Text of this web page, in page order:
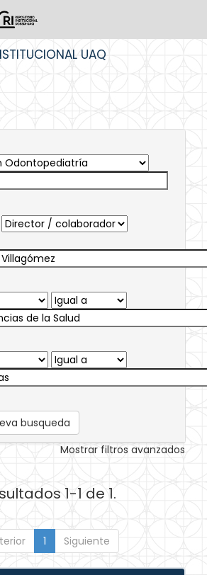
UAQ
busqueda
Mostrar filtros avanzados
1-1 de 1.
1 Siguiente